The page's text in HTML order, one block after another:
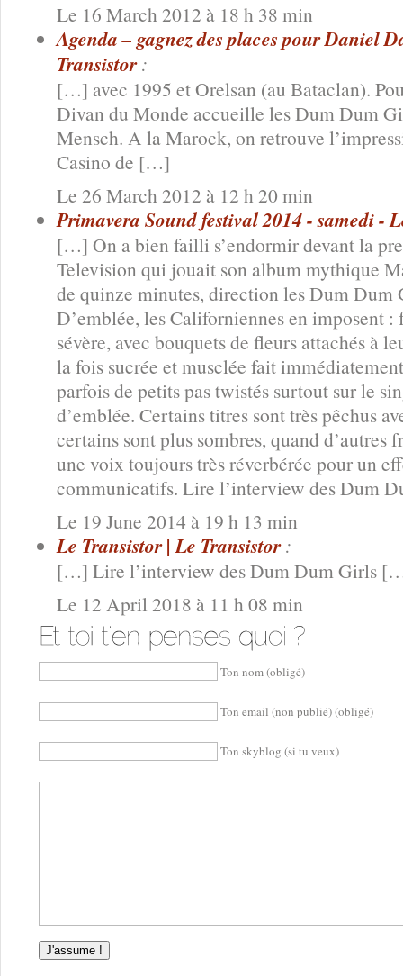
Le 16 March 2012 à 18 h 38 min
Agenda – gagnez des places pour Daniel
Transistor :
[…] avec 1995 et Orelsan (au Bataclan).
Divan du Monde accueille les Dum Dum
Mensch. A la Marock, on retrouve
Casino de […]
Le 26 March 2012 à 12 h 20 min
Primavera Sound festival 2014 - samedi -
[…] On a bien failli s’endormir devant la
Television qui jouait son album mythique
de quinze minutes, direction les Dum Dum
D’emblée, les Californiennes en imposent
sévère, avec bouquets de fleurs attachés à
la fois sucrée et musclée fait
parfois de petits pas twistés surtout sur le
d’emblée. Certains titres sont très pêchus
certains sont plus sombres, quand
une voix toujours très réverbérée pour un
communicatifs. Lire l’interview des Dum
Le 19 June 2014 à 19 h 13 min
Le Transistor | Le Transistor :
[…] Lire l’interview des Dum Dum Girls
Le 12 April 2018 à 11 h 08 min
Ton nom (obligé)
Ton email (non publié) (obligé)
Ton skyblog (si tu veux)